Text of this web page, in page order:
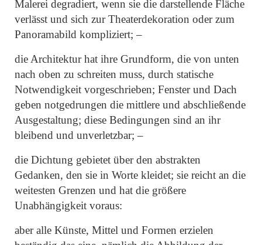
Malerei degradiert, wenn sie die darstellende Fläche
verlässt und sich zur Theaterdekoration oder zum
Panoramabild kompliziert; –
die Architektur hat ihre Grundform, die von unten
nach oben zu schreiten muss, durch statische
Notwendigkeit vorgeschrieben; Fenster und Dach
geben notgedrungen die mittlere und abschließende
Ausgestaltung; diese Bedingungen sind an ihr
bleibend und unverletzbar; –
die Dichtung gebietet über den abstrakten
Gedanken, den sie in Worte kleidet; sie reicht an die
weitesten Grenzen und hat die größere
Unabhängigkeit voraus:
aber alle Künste, Mittel und Formen erzielen